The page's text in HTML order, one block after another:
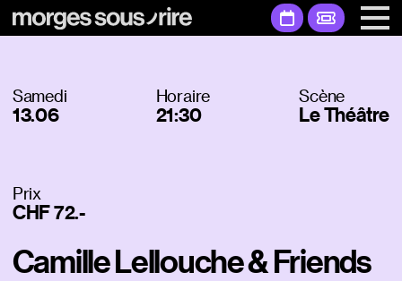
Samedi
13.06
Horaire
21:30
Scène
Le Théâtre
Prix
CHF 72.-
Camille Lellouche & Friends